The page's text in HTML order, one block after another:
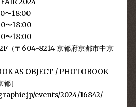
〜18:00
18:00
18:00
（〒604-8214 京都府京都市中京
AS OBJECT / PHOTOBOOK
］
events/2024/16842/